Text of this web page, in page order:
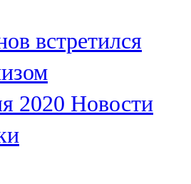
встретился
2020 Новости